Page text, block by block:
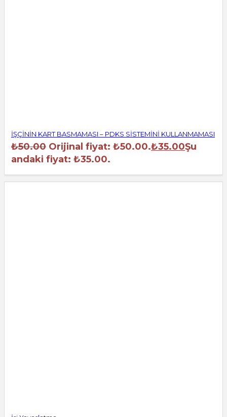
İŞÇİNİN KART BASMAMASI – PDKS SİSTEMİNİ KULLANMAMASI
₺50.00 Orijinal fiyat: ₺50.00.₺35.00Şu
andaki fiyat: ₺35.00.